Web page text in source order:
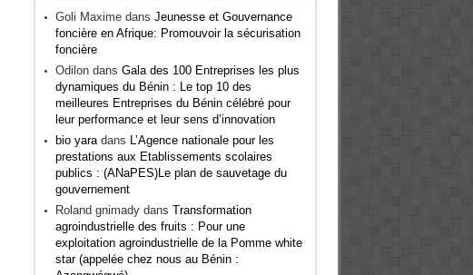
Goli Maximedans Jeunesse et Gouvernance
foncière en Afrique: Promouvoir la sécurisation
foncière
Odilondans Gala des 100 Entreprises les plus
dynamiques du Bénin : Le top 10 des
meilleures Entreprises du Bénin célébré pour
leur performance et leur sens d’innovation
bio yaradans L’Agence nationale pour les
prestations aux Etablissements scolaires
publics : (ANaPES)Le plan de sauvetage du
gouvernement
Roland gnimadydans Transformation
agroindustrielle des fruits : Pour une
exploitation agroindustrielle de la Pomme white
star (appelée chez nous au Bénin :